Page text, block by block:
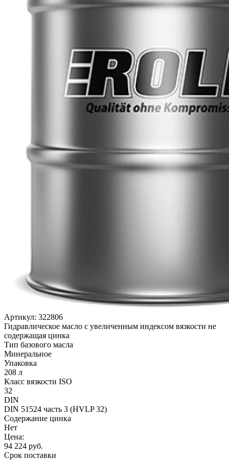
Артикул: 322806
Гидравлическое масло с увеличенным индексом вязкости не
содержащая цинка
Тип базового масла
Минеральное
Упаковка
208 л
Класс вязкости ISO
32
DIN
DIN 51524 часть 3 (HVLP 32)
Содержание цинка
Нет
Цена:
94 224 руб.
Срок поставки